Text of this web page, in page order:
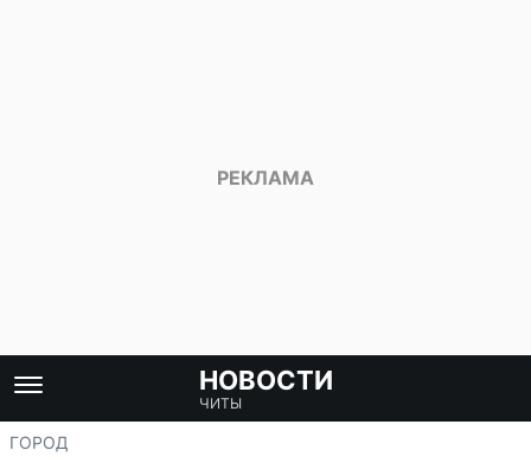
НОВОСТИ
ЧИТЫ
ГОРОД